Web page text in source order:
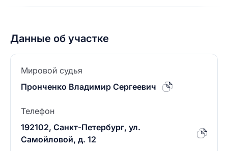
Данные об участке
Мировой судья
Пронченко Владимир Сергеевич
Телефон
192102, Санкт-Петербург, ул.
Самойловой, д. 12